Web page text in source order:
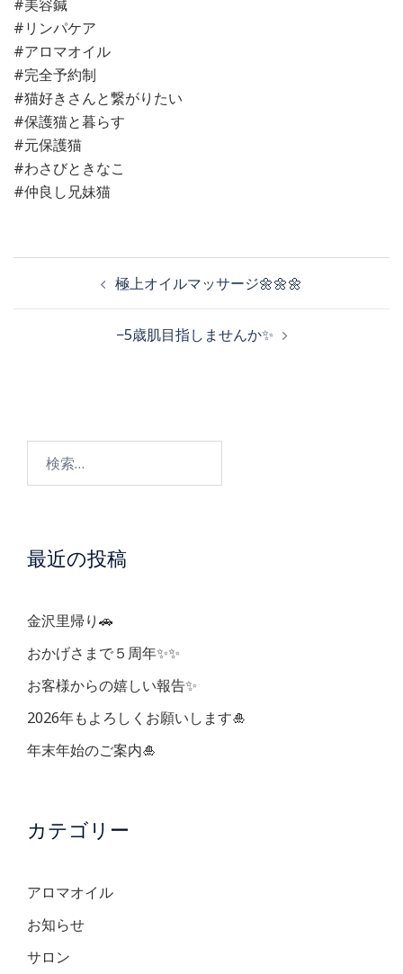
#美容鍼
#リンパケア
#アロマオイル
#完全予約制
#猫好きさんと繋がりたい
#保護猫と暮らす
#元保護猫
#わさびときなこ
#仲良し兄妹猫
ゲ
シ
ョ
ン
極上オイルマッサージ🌼🌼🌼
−5歳肌目指しませんか✨
最近の投稿
金沢里帰り🚗
おかげさまで５周年✨✨
お客様からの嬉しい報告✨
2026年もよろしくお願いします🎍
年末年始のご案内🎍
カテゴリー
アロマオイル
お知らせ
サロン